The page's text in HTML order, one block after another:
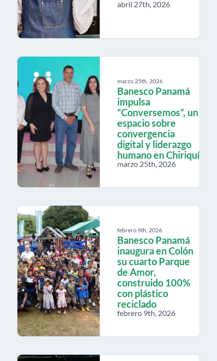
abril 27th, 2026
marzo 25th, 2026
Banesco Panamá
impulsa
“Conversemos”, un
espacio sobre
convergencia
digital y liderazgo
humano en Chiriquí
marzo 25th, 2026
febrero 9th, 2026
Banesco Panamá
inaugura en Colón
su cuarto Parque
de Amor,
construido 100%
con plástico
reciclado
febrero 9th, 2026